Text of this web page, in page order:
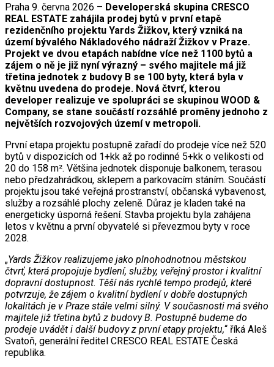
Praha 9. června 2026 – Developerská skupina CRESCO
REAL ESTATE zahájila prodej bytů v první etapě
rezidenčního projektu Yards Žižkov, který vzniká na
území bývalého Nákladového nádraží Žižkov v Praze.
Projekt ve dvou etapách nabídne více než 1100 bytů a
zájem o ně je již nyní výrazný – svého majitele má již
třetina jednotek z budovy B se 100 byty, která byla v
květnu uvedena do prodeje. Nová čtvrť, kterou
developer realizuje ve spolupráci se skupinou WOOD &
Company, se stane součástí rozsáhlé proměny jednoho z
největších rozvojových území v metropoli.
První etapa projektu postupně zařadí do prodeje více než 520
bytů v dispozicích od 1+kk až po rodinné 5+kk o velikosti od
20 do 158 m². Většina jednotek disponuje balkonem, terasou
nebo předzahrádkou, sklepem a parkovacím stáním. Součástí
projektu jsou také veřejná prostranství, občanská vybavenost,
služby a rozsáhlé plochy zeleně. Důraz je kladen také na
energeticky úsporná řešení. Stavba projektu byla zahájena
letos v květnu a první obyvatelé si převezmou byty v roce
2028.
„Yards Žižkov realizujeme jako plnohodnotnou městskou
čtvrť, která propojuje bydlení, služby, veřejný prostor i kvalitní
dopravní dostupnost. Těší nás rychlé tempo prodejů, které
potvrzuje, že zájem o kvalitní bydlení v dobře dostupných
lokalitách je v Praze stále velmi silný. V současnosti má svého
majitele již třetina bytů z budovy B. Postupně budeme do
prodeje uvádět i další budovy z první etapy projektu,“ říká Aleš
Svatoň, generální ředitel CRESCO REAL ESTATE Česká
republika.